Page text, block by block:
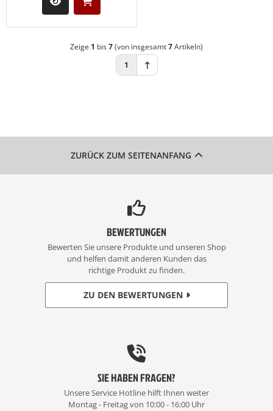
Zeige 1 bis7(von insgesamt7Artikeln)
1
ZURÜCK ZUM SEITENANFANG
BEWERTUNGEN
Bewerten Sie unsere Produkte und unseren Shop
und helfen damit anderen Kunden das
richtige Produkt zu finden.
ZU DEN BEWERTUNGEN
SIE HABEN FRAGEN?
Unsere Service Hotline hilft Ihnen weiter
Montag - Freitag von 10:00 - 16:00 Uhr